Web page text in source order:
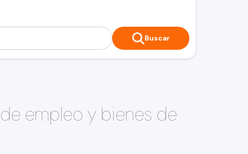
Buscar
empleo y bienes de